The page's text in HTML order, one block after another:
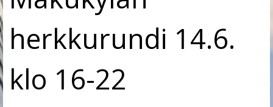
herkkurundi 14.6.
klo 16-22